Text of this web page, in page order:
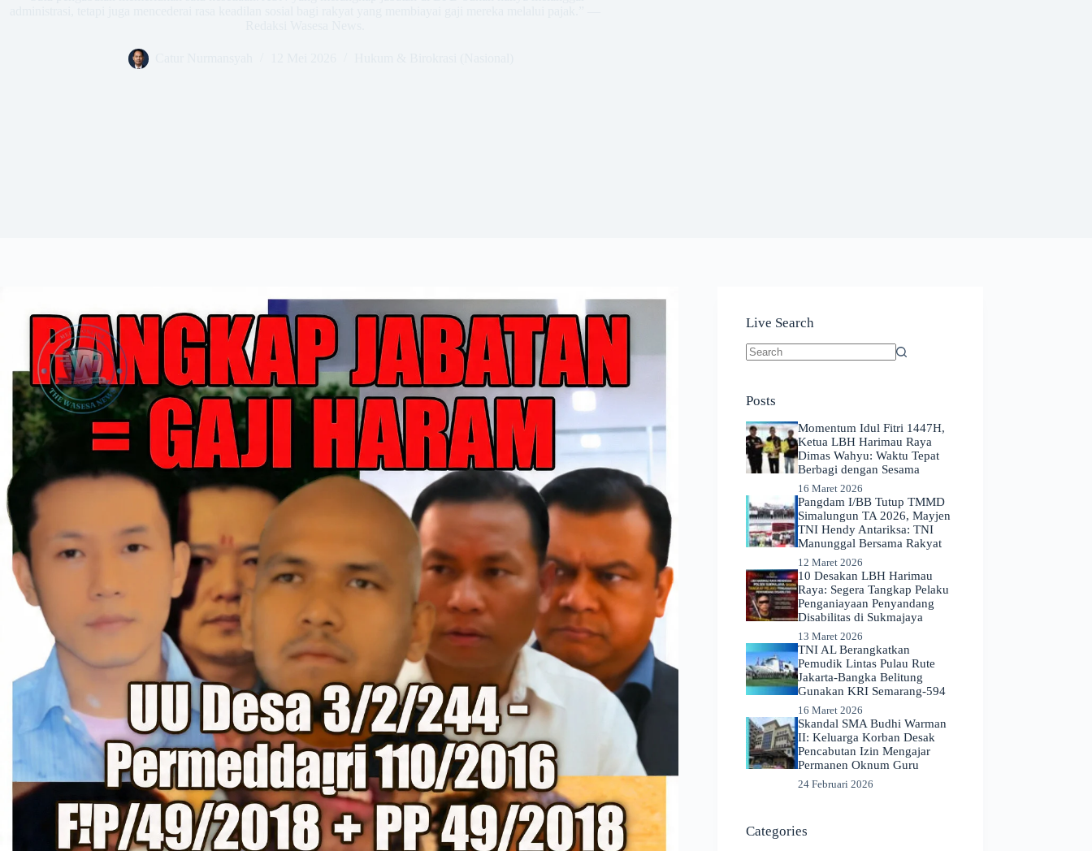
Live Search
Posts
Momentum Idul Fitri 1447H,
Ketua LBH Harimau Raya
Dimas Wahyu: Waktu Tepat
Berbagi dengan Sesama
16 Maret 2026
Pangdam I/BB Tutup TMMD
Simalungun TA 2026, Mayjen
TNI Hendy Antariksa: TNI
Manunggal Bersama Rakyat
12 Maret 2026
​10 Desakan LBH Harimau
Raya: Segera Tangkap Pelaku
Penganiayaan Penyandang
Disabilitas di Sukmajaya
13 Maret 2026
TNI AL Berangkatkan
Pemudik Lintas Pulau Rute
Jakarta-Bangka Belitung
Gunakan KRI Semarang-594
16 Maret 2026
Skandal SMA Budhi Warman
II: Keluarga Korban Desak
Pencabutan Izin Mengajar
Permanen Oknum Guru
24 Februari 2026
Categories